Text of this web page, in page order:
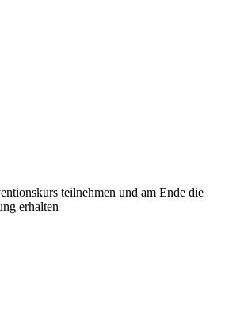
teilnehmen und am Ende die
erhalten